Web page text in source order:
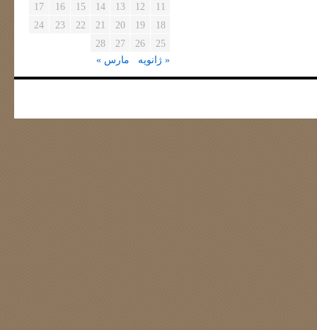
11
12
13
14
15
16
17
18
19
20
21
22
23
24
25
26
27
28
« ژانویه
مارس »